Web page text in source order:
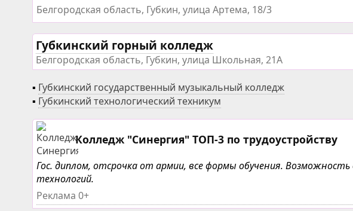
Белгородская область, Губкин, улица Артема, 18/3
Губкинский горный колледж
Белгородская область, Губкин, улица Школьная, 21А
▪ Губкинский государственный музыкальный колледж
▪ Губкинский технологический техникум
Колледж "Синергия" ТОП-3 по трудоустройству
Гос. диплом, отсрочка от армии, все формы обучения.
технологий.
Реклама 0+